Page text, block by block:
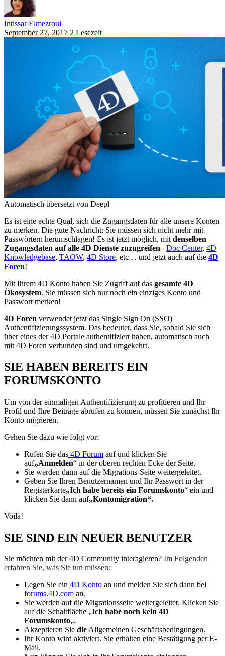
Intissar Elmezroui
September 27, 2017 2 Lesezeit
Automatisch übersetzt von Deepl
Es ist eine echte Qual, sich die Zugangsdaten für alle unsere Konten
zu merken. Die gute Nachricht: Sie müssen sich nicht mehr mit
Passwörtern herumschlagen! Es ist jetzt möglich, mit denselben
Zugangsdaten auf alle 4D Dienste zuzugreifen– Doc Center, 4D
Knowledgebase, TAOW, 4D Store, etc… und jetzt auch auf die 4D
Foren!
Mit Ihrem 4D Konto haben Sie Zugriff auf das gesamte 4D
Ökosystem. Sie müssen sich nur noch ein einziges Konto und
Passwort merken!
4D Foren verwendet jetzt das Single Sign On (SSO)
Authentifizierungssystem. Das bedeutet, dass Sie, sobald Sie sich
über eines der 4D Portale authentifiziert haben, automatisch auch
mit 4D Foren verbunden sind und umgekehrt.
SIE HABEN BEREITS EIN
FORUMSKONTO
Um von der einmaligen Authentifizierung zu profitieren und Ihr
Profil und Ihre Beiträge abrufen zu können, müssen Sie zunächst Ihr
Konto migrieren.
Gehen Sie dazu wie folgt vor:
Rufen Sie das 4D Forum auf und klicken Sie
auf„Anmelden“ in der oberen rechten Ecke der Seite.
Sie werden dann auf die Migrations-Seite weitergeleitet.
Geben Sie Ihren Benutzernamen und Ihr Passwort in der
Registerkarte„Ich habe bereits ein Forumskonto“ ein und
klicken Sie dann auf„Kontomigration“.
Voilà!
SIE SIND EIN NEUER BENUTZER
Sie möchten mit der 4D Community interagieren? Im Folgenden
erfahren Sie, was Sie tun müssen:
Legen Sie ein 4D Konto an und melden Sie sich dann bei
forums.4D.com an.
Sie werden auf die Migrationsseite weitergeleitet. Klicken Sie
auf die Schaltfläche „Ich habe noch kein 4D
Forumskonto„.
Akzeptieren Sie dieAllgemeinen Geschäftsbedingungen.
Ihr Konto wird aktiviert. Sie erhalten eine Bestätigung per E-
Mail.